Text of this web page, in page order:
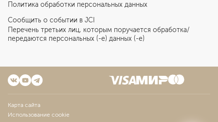
Политика обработки персональных данных
Сообщить о событии в JCI
Перечень третьих лиц, которым поручается обработка/
передаются персональных (-е) данных (-е)
Карта сайта
Использование cookie